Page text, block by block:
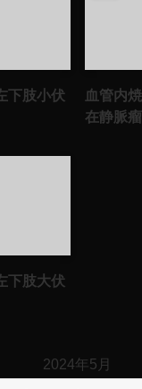
下肢小伏
血管内
在静脈瘤
下肢大伏
2024年5月